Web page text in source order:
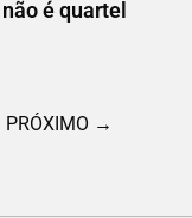
é quartel
PRÓXIMO →